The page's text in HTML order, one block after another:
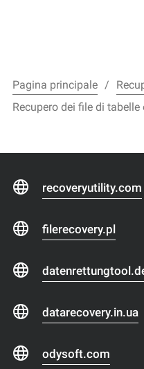
Pagina principale
Recupero dei file di tabelle
recoveryutility.com
filerecovery.pl
datarecovery.in.ua
odysoft.com